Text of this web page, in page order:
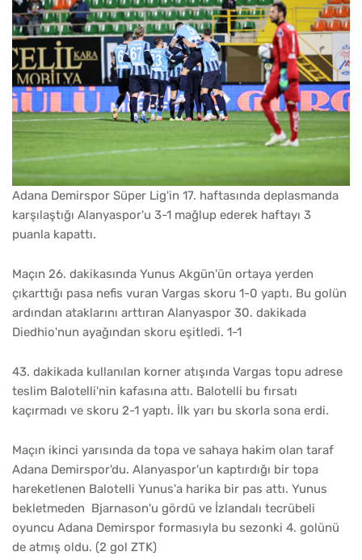
Adana Demirspor Süper Lig'in 17. haftasında deplasmanda
karşılaştığı Alanyaspor'u 3-1 mağlup ederek haftayı 3
puanla kapattı.
Maçın 26. dakikasında Yunus Akgün'ün ortaya yerden
çıkarttığı pasa nefis vuran Vargas skoru 1-0 yaptı. Bu golün
ardından ataklarını arttıran Alanyaspor 30. dakikada
Diedhio'nun ayağından skoru eşitledi. 1-1
43. dakikada kullanılan korner atışında Vargas topu adrese
teslim Balotelli'nin kafasına attı. Balotelli bu fırsatı
kaçırmadı ve skoru 2-1 yaptı. İlk yarı bu skorla sona erdi.
Maçın ikinci yarısında da topa ve sahaya hakim olan taraf
Adana Demirspor'du. Alanyaspor'un kaptırdığı bir topa
hareketlenen Balotelli Yunus'a harika bir pas attı. Yunus
bekletmeden Bjarnason'u gördü ve İzlandalı tecrübeli
oyuncu Adana Demirspor formasıyla bu sezonki 4. golünü
de atmış oldu. (2 gol ZTK)